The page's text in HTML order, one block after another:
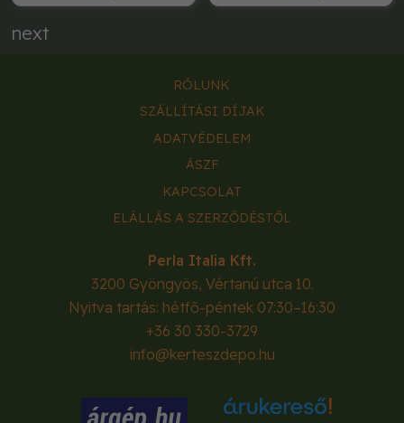
next
RÓLUNK
SZÁLLÍTÁSI DÍJAK
ADATVÉDELEM
ÁSZF
KAPCSOLAT
ELÁLLÁS A SZERZŐDÉSTŐL
Perla Italia Kft.
3200 Gyöngyös, Vértanú utca 10.
Nyitva tartás: hétfő-péntek 07:30–16:30
+36 30 330-3729
info@kerteszdepo.hu